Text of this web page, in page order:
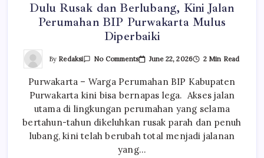
Dulu Rusak dan Berlubang, Kini Jalan
Perumahan BIP Purwakarta Mulus
Diperbaiki
By Redaksi No CommentsOn
Dan
Kini
Perumahan
BIP
Purwakarta
Mulus
June 22, 2026 2 Min Read
Purwakarta – Warga Perumahan BIP Kabupaten
Purwakarta kini bisa bernapas lega. Akses jalan
utama di lingkungan perumahan yang selama
bertahun-tahun dikeluhkan rusak parah dan penuh
lubang, kini telah berubah total menjadi jalanan
yang…